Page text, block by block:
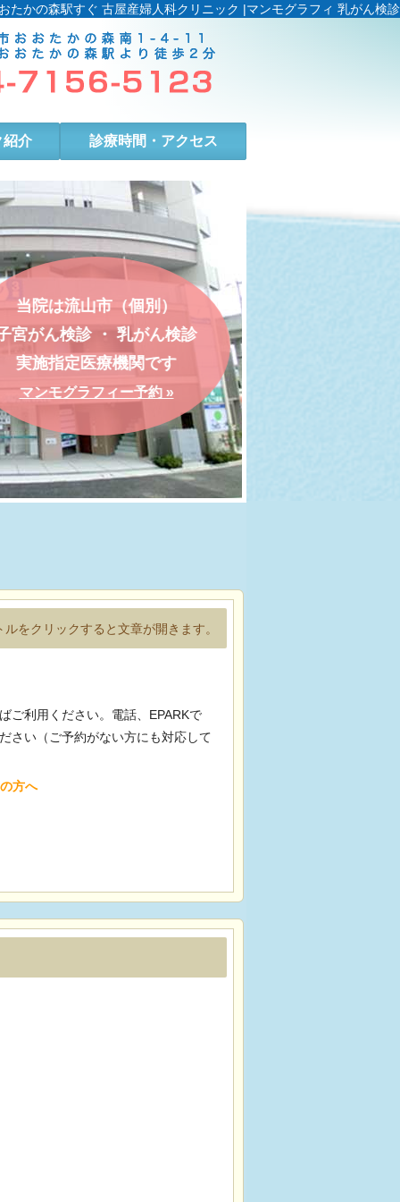
たかの森駅すぐ 古屋産婦人科クリニック |マンモグラフィ 乳がん検診
紹介 診療時間・アクセス
当院は流山市（個別）
宮がん検診
・ 乳がん検診
実施指定医療機関です
マンモグラフィー予約 »
をクリックすると文章が開きます。
ご利用ください。電話、EPARKで
さい（ご予約がない方にも対応して
方へ